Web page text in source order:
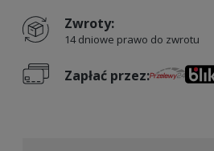
Zwroty:
14 dniowe prawo do zwrotu
Zapłać przez: